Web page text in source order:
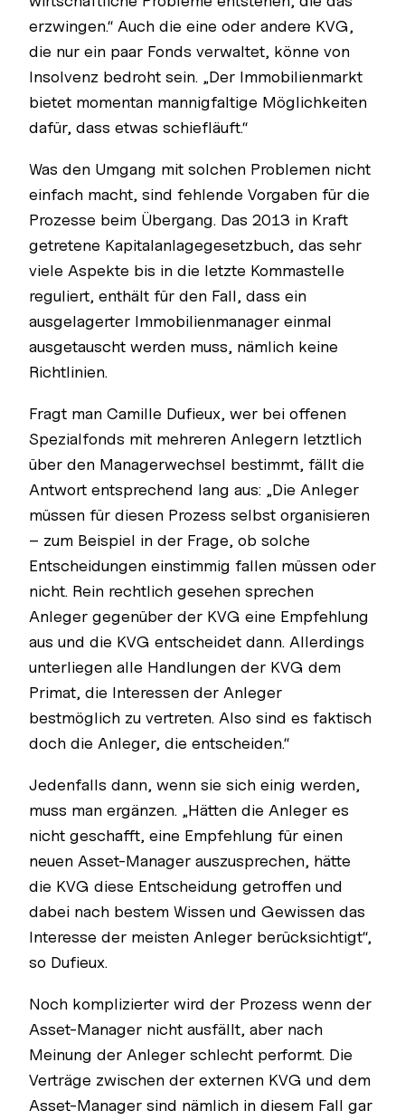
erzwingen.“ Auch die eine oder andere KVG,
die nur ein paar Fonds verwaltet, könne von
Insolvenz bedroht sein. „Der Immobilienmarkt
bietet momentan mannigfaltige Möglichkeiten
dafür, dass etwas schiefläuft.“
Was den Umgang mit solchen Problemen nicht
einfach macht, sind fehlende Vorgaben für die
Prozesse beim Übergang. Das 2013 in Kraft
getretene Kapitalanlagegesetzbuch, das sehr
viele Aspekte bis in die letzte Kommastelle
reguliert, enthält für den Fall, dass ein
ausgelagerter Immobilienmanager einmal
ausgetauscht werden muss, nämlich keine
Richtlinien.
Fragt man Camille Dufieux, wer bei offenen
Spezialfonds mit mehreren Anlegern letztlich
über den Managerwechsel bestimmt, fällt die
Antwort entsprechend lang aus: „Die Anleger
müssen für diesen Prozess selbst organisieren
– zum Beispiel in der Frage, ob solche
Entscheidungen einstimmig fallen müssen oder
nicht. Rein rechtlich gesehen sprechen
Anleger gegenüber der KVG eine Empfehlung
aus und die KVG entscheidet dann. Allerdings
unterliegen alle Handlungen der KVG dem
Primat, die Interessen der Anleger
bestmöglich zu vertreten. Also sind es faktisch
doch die Anleger, die entscheiden.“
Jedenfalls dann, wenn sie sich einig werden,
muss man ergänzen. „Hätten die Anleger es
nicht geschafft, eine Empfehlung für einen
neuen Asset-Manager auszusprechen, hätte
die KVG diese Entscheidung getroffen und
dabei nach bestem Wissen und Gewissen das
Interesse der meisten Anleger berücksichtigt“,
so Dufieux.
Noch komplizierter wird der Prozess wenn der
Asset-Manager nicht ausfällt, aber nach
Meinung der Anleger schlecht performt. Die
Verträge zwischen der externen KVG und dem
Asset-Manager sind nämlich in diesem Fall gar